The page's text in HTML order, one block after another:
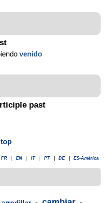
venido
past
FR EN IT PT DE ES-América